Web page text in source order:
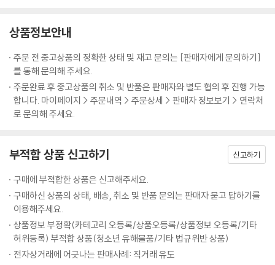
인류학자 김준홍 교수는 유전자 -문화 공진화론의 관점에서 ‘이타주의’를
논한다.
이방인을 내집단으로 받아들이는 인간의 ‘초사회성’과 각 사회마다 얼마나
협동적 문화를 가지고 있는가에 따라 이타적 태도의 양상이 달라진다는 사
실은 새로운 동시에 많은 생각을 하게 만든다.
단식농성 중이던 세월호 희생자 가족들 앞에서 폭식 투쟁을 벌였던 사람
감각한 한국사회의 적나라한 현실은 개인의 문제를 넘어 협력 대신 경쟁만
윤리적 삶과 자세
이진우 교수는 ‘우리의 행동이 세상을 바꿀 수 있는가’라는 윤리적 질문을
던진다. 그는 먼저 이타주의의 제반조건을 살펴보고 연민과 동정이 아닌
이성적 판단을 기반으로 한 ‘효율적 이타주의’를 소개한다. 영국의 공리주
의 전통을 잇는 ‘효율적 이타주의’는 우리에게 윤리적 삶에 대해 다시 생각
상품정보안내
주문 전 중고상품의 정확한 상태 및 재고 문의는 [판매자에게 문의하기]
를 통해 문의해 주세요.
주문완료 후 중고상품의 취소 및 반품은 판매자와 별도 협의 후 진행 가능
합니다. 마이페이지 > 주문내역 > 주문상세 > 판매자 정보보기 > 연락처
로 문의해 주세요.
부적합 상품 신고하기 신고하기
구매에 부적합한 상품은 신고해주세요.
구매하신 상품의 상태, 배송, 취소 및 반품 문의는 판매자 묻고 답하기를
이용해주세요.
상품정보 부정확(카테고리 오등록/상품오등록/상품정보 오등록/기타
허위등록) 부적합 상품(청소년 유해물품/기타 법규위반 상품)
전자상거래에 어긋나는 판매사례: 직거래 유도